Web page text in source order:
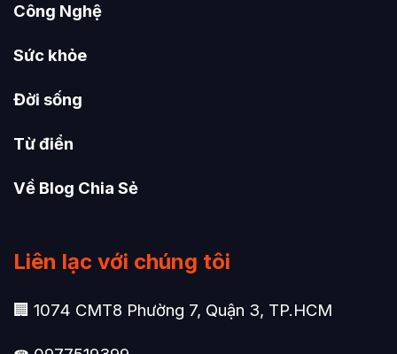
Công Nghệ
Sức khỏe
Đời sống
Từ điển
Về Blog Chia Sẻ
Liên lạc với chúng tôi
🏢 1074 CMT8 Phường 7, Quận 3, TP.HCM